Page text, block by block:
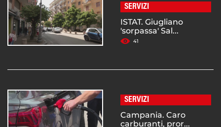
SERVIZI
ISTAT. Giugliano
'sorpassa' Sal...
41
SERVIZI
Campania. Caro
carburanti, pror...